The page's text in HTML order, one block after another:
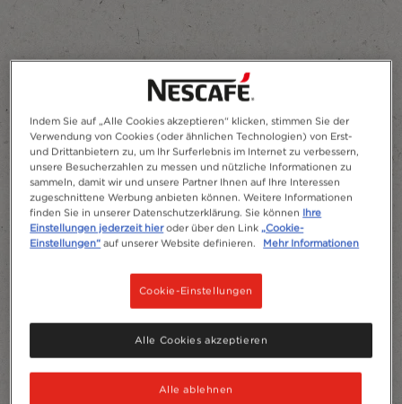
Zu meinen Favoriten hinzufügen
Indem Sie auf „Alle Cookies akzeptieren“ klicken, stimmen Sie der
Verwendung von Cookies (oder ähnlichen Technologien) von Erst-
und Drittanbietern zu, um Ihr Surferlebnis im Internet zu verbessern,
unsere Besucherzahlen zu messen und nützliche Informationen zu
sammeln, damit wir und unsere Partner Ihnen auf Ihre Interessen
zugeschnittene Werbung anbieten können. Weitere Informationen
finden Sie in unserer Datenschutzerklärung. Sie können Ihre
Einstellungen jederzeit hieroder über den Link„Cookie-
Einstellungen“ auf unserer Website definieren. Mehr Informationen
Cookie-Einstellungen
Alle ablehnen
Alle Cookies akzeptieren